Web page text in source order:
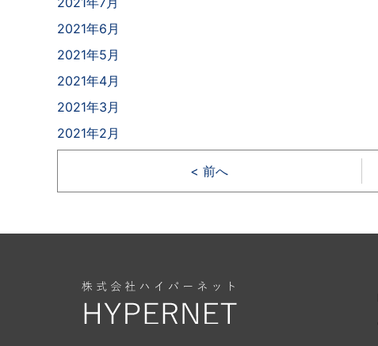
< 前へ
2021年6月
2021年5月
2021年4月
2021年3月
2021年2月